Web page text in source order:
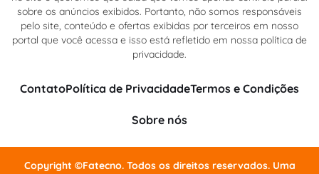
sobre os anúncios exibidos. Portanto, não somos responsáveis
pelo site, conteúdo e ofertas exibidas por terceiros em nosso
portal que você acessa e isso está refletido em nossa política de
privacidade.
ContatoPolítica de PrivacidadeTermos e Condições
Sobre nós
Copyright ©Fatecno. Todos os direitos reservados. Uma